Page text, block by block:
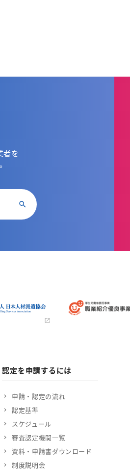
者を
認定を申請するには
申請・認定の流れ
認定基準
スケジュール
審査認定機関一覧
資料・申請書ダウンロード
制度説明会